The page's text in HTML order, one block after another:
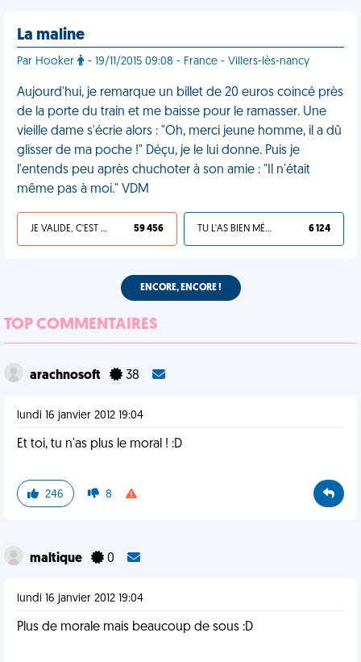
La maline
Par Hooker - 19/11/2015 09:08 - France - Villers-lès-nancy
Aujourd'hui, je remarque un billet de 20 euros coincé près
de la porte du train et me baisse pour le ramasser. Une
vieille dame s'écrie alors : "Oh, merci jeune homme, il a dû
glisser de ma poche !" Déçu, je le lui donne. Puis je
l'entends peu après chuchoter à son amie : "Il n'était
même pas à moi." VDM
JE VALIDE, C'EST UNE VDM 59 456 TU L'AS BIEN MÉRITÉ 6 124
ENCORE, ENCORE !
TOP COMMENTAIRES
arachnosoft 38
lundi 16 janvier 2012 19:04
Et toi, tu n'as plus le moral ! :D
246 8
maltique 0
lundi 16 janvier 2012 19:04
Plus de morale mais beaucoup de sous :D